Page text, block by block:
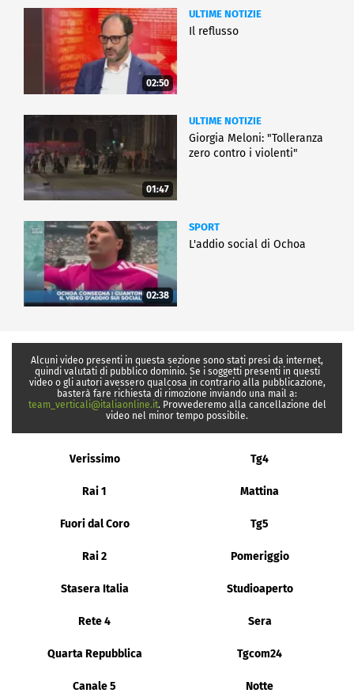
02:50
ULTIME NOTIZIE
Il reflusso
01:47
ULTIME NOTIZIE
Giorgia Meloni: "Tolleranza
zero contro i violenti"
02:38
SPORT
L'addio social di Ochoa
Alcuni video presenti in questa sezione sono stati presi da internet,
quindi valutati di pubblico dominio. Se i soggetti presenti in questi
video o gli autori avessero qualcosa in contrario alla pubblicazione,
basterà fare richiesta di rimozione inviando una mail a:
team_verticali@italiaonline.it. Provvederemo alla cancellazione del
video nel minor tempo possibile.
Verissimo Tg4
Rai 1 Mattina
Fuori dal Coro Tg5
Rai 2 Pomeriggio
Stasera Italia Studioaperto
Rete 4 Sera
Quarta Repubblica Tgcom24
Canale 5 Notte